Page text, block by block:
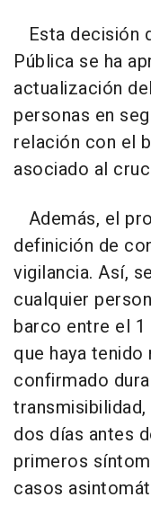
Esta decisión
Pública se ha
actualización
personas en
relación con el
asociado al
Además, el
definición de
vigilancia. Así,
cualquier
barco entre el 1
que haya
confirmado
dos días antes
primeros
casos